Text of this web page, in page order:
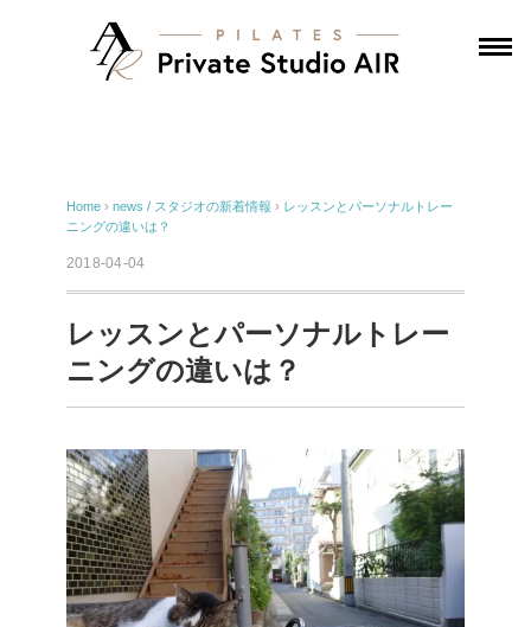
Home › news / スタジオの新着情報 › レッスンとパーソナルトレー
ニングの違いは？
2018-04-04
レッスンとパーソナルトレー
ニングの違いは？